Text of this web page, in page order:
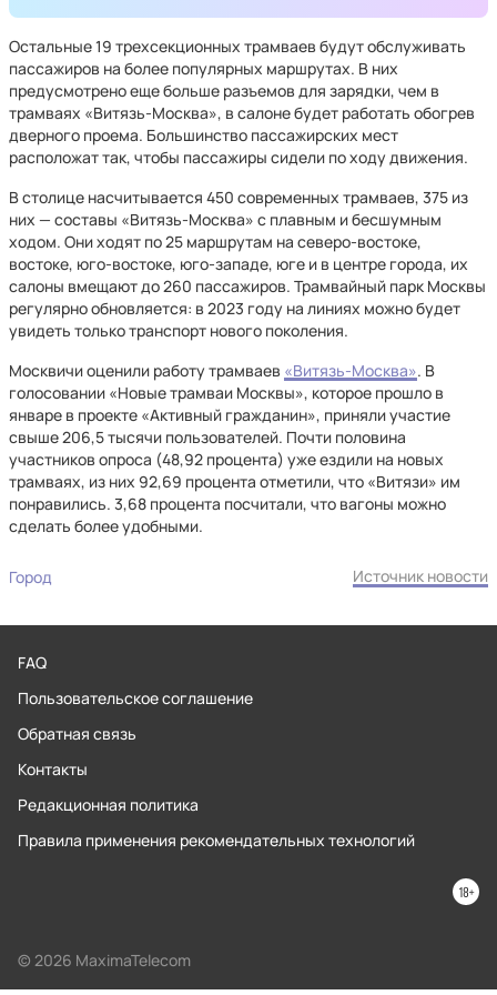
Остальные 19 трехсекционных трамваев будут обслуживать
пассажиров на более популярных маршрутах. В них
предусмотрено еще больше разъемов для зарядки, чем в
трамваях «Витязь-Москва», в салоне будет работать обогрев
дверного проема. Большинство пассажирских мест
расположат так, чтобы пассажиры сидели по ходу движения.
В столице насчитывается 450 современных трамваев, 375 из
них — составы «Витязь-Москва» с плавным и бесшумным
ходом. Они ходят по 25 маршрутам на северо-востоке,
востоке, юго-востоке, юго-западе, юге и в центре города, их
салоны вмещают до 260 пассажиров. Трамвайный парк Москвы
регулярно обновляется: в 2023 году на линиях можно будет
увидеть только транспорт нового поколения.
Москвичи оценили работу трамваев «Витязь-Москва». В
голосовании «Новые трамваи Москвы», которое прошло в
январе в проекте «Активный гражданин», приняли участие
свыше 206,5 тысячи пользователей. Почти половина
участников опроса (48,92 процента) уже ездили на новых
трамваях, из них 92,69 процента отметили, что «Витязи» им
понравились. 3,68 процента посчитали, что вагоны можно
сделать более удобными.
Город Источник новости
FAQ
Пользовательское соглашение
Обратная связь
Контакты
Редакционная политика
Правила применения рекомендательных технологий
© 2026 MaximaTelecom